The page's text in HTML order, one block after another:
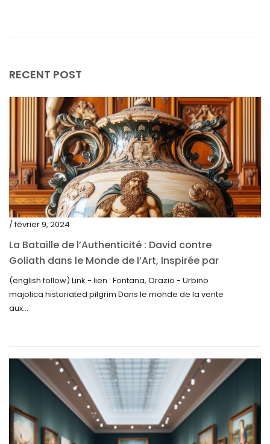
octobre 2023
septembre 2023
août 2023
juillet 2023
juin 2023
mai 2023
avril 2023
mars 2023
février 2023
janvier 2023
novembre 2022
octobre 2022
septembre 2022
août 2022
juillet 2022
RECENT POST
/ février 9, 2024
La Bataille de l’Authenticité : David contre
Goliath dans le Monde de l’Art, Inspirée par
la Découverte de la Gourde en Majolique
d’Urbino
(english follow) Link - lien : Fontana, Orazio - Urbino
majolica historiated pilgrim Dans le monde de la vente
aux...